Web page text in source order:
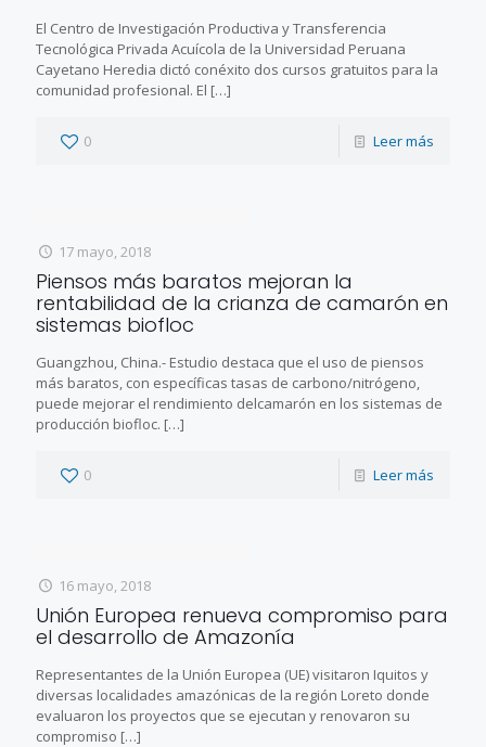
El Centro de Investigación Productiva y Transferencia
Tecnológica Privada Acuícola de la Universidad Peruana
Cayetano Heredia dictó conéxito dos cursos gratuitos para la
comunidad profesional. El […]
0 Leer más
17 mayo, 2018
Piensos más baratos mejoran la
rentabilidad de la crianza de camarón en
sistemas biofloc
Guangzhou, China.- Estudio destaca que el uso de piensos
más baratos, con específicas tasas de carbono/nitrógeno,
puede mejorar el rendimiento delcamarón en los sistemas de
producción biofloc. […]
0 Leer más
16 mayo, 2018
Unión Europea renueva compromiso para
el desarrollo de Amazonía
Representantes de la Unión Europea (UE) visitaron Iquitos y
diversas localidades amazónicas de la región Loreto donde
evaluaron los proyectos que se ejecutan y renovaron su
compromiso […]